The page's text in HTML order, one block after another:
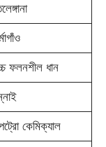
ফলনশীল ধান
কেমিক্যাল